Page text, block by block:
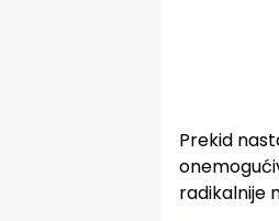
Prekid
radikalnije